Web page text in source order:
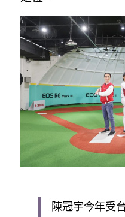
陳冠宇今年受